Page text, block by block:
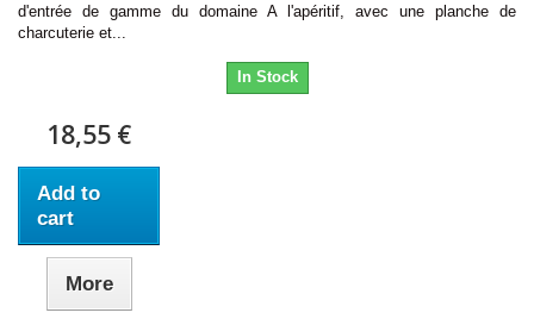
d'entrée de gamme du domaine A l'apéritif, avec une planche de
charcuterie et...
In Stock
18,55 €
Add to
cart
More